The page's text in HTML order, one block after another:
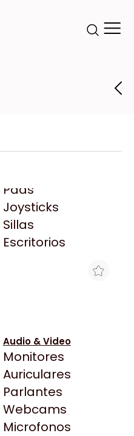
Pads
Joysticks
Sillas
Escritorios
Audio & Video
Monitores
Auriculares
Parlantes
Webcams
Microfonos
PRIME LC 240
de Gaming Point